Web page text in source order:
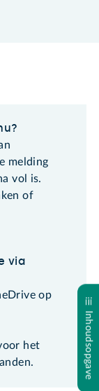
Inhoudsopgave
melding
vol is.
of
via
op
het